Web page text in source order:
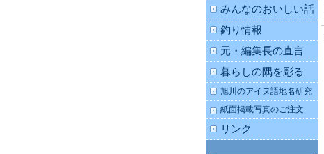
みんなのおいしい話
釣り情報
元・編集長の直言
暮らしの隅を彫る
旭川のアイヌ語地名研究
紙面掲載写真のご注文
リンク